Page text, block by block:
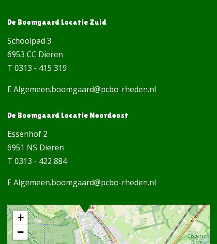
De Boomgaard Locatie Zuid
Schoolpad 3
6953 CC Dieren
T 0313 - 415 319
E Algemeen.boomgaard@pcbo-rheden.nl
De Boomgaard Locatie Noordoost
Essenhof 2
6951 NS Dieren
T 0313 - 422 884
E Algemeen.boomgaard@pcbo-rheden.nl
+
−